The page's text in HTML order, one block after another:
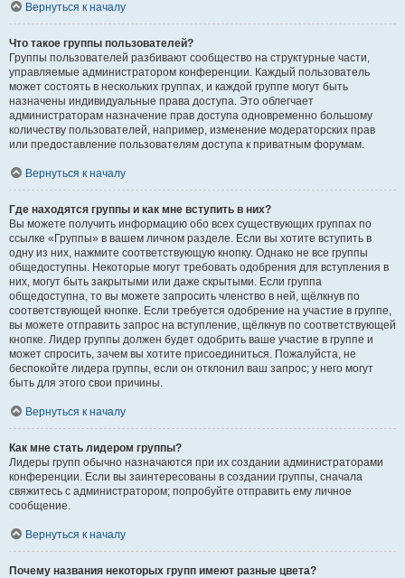
Вернуться к началу
Что такое группы пользователей?
Группы пользователей разбивают сообщество на структурные части,
управляемые администратором конференции. Каждый пользователь
может состоять в нескольких группах, и каждой группе могут быть
назначены индивидуальные права доступа. Это облегчает
администраторам назначение прав доступа одновременно большому
количеству пользователей, например, изменение модераторских прав
или предоставление пользователям доступа к приватным форумам.
Вернуться к началу
Где находятся группы и как мне вступить в них?
Вы можете получить информацию обо всех существующих группах по
ссылке «Группы» в вашем личном разделе. Если вы хотите вступить в
одну из них, нажмите соответствующую кнопку. Однако не все группы
общедоступны. Некоторые могут требовать одобрения для вступления в
них, могут быть закрытыми или даже скрытыми. Если группа
общедоступна, то вы можете запросить членство в ней, щёлкнув по
соответствующей кнопке. Если требуется одобрение на участие в группе,
вы можете отправить запрос на вступление, щёлкнув по соответствующей
кнопке. Лидер группы должен будет одобрить ваше участие в группе и
может спросить, зачем вы хотите присоединиться. Пожалуйста, не
беспокойте лидера группы, если он отклонил ваш запрос; у него могут
быть для этого свои причины.
Вернуться к началу
Как мне стать лидером группы?
Лидеры групп обычно назначаются при их создании администраторами
конференции. Если вы заинтересованы в создании группы, сначала
свяжитесь с администратором; попробуйте отправить ему личное
сообщение.
Вернуться к началу
Почему названия некоторых групп имеют разные цвета?